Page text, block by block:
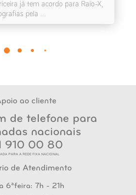
já tem acordo para Raio-X,
pela ...
ao cliente
910 00 80
PARA A REDE FIXA NACIONAL
de Atendimento
6ªfeira: 7h - 21h